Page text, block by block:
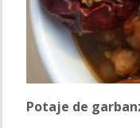
Potaje de